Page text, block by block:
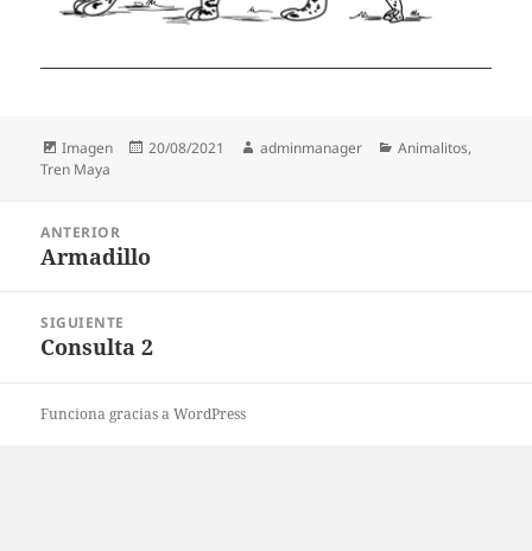
Formato
Imagen
Publicado
20/08/2021 Autor
adminmanager Categorías
Animalitos,
Tren Maya
entradas
ANTERIOR
Entrada
Armadillo
SIGUIENTE
Entrada
Consulta 2
Funciona gracias a WordPress